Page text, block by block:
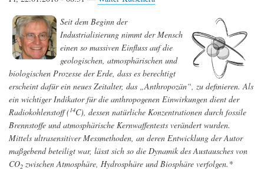
Seit dem Beginn der
Industrialisierung nimmt der Mensch
einen so massiven Einfluss auf die
geologischen, atmosphärischen und
biologischen Prozesse der Erde, dass es berechtigt
erscheint dafür ein neues Zeitalter, das „Anthropozän“, zu definieren. Als
ein wichtiger Indikator für die anthropogenen Einwirkungen dient der
Radiokohlenstoff (14C), dessen natürliche Konzentrationen durch fossile
Brennstoffe und atmosphärische Kernwaffentests verändert wurden.
Mittels ultrasensitiver Messmethoden, an deren Entwicklung der Autor
maßgebend beteiligt war, lässt sich so die Dynamik des Austausches von
CO2 zwischen Atmosphäre, Hydrosphäre und Biosphäre verfolgen.*